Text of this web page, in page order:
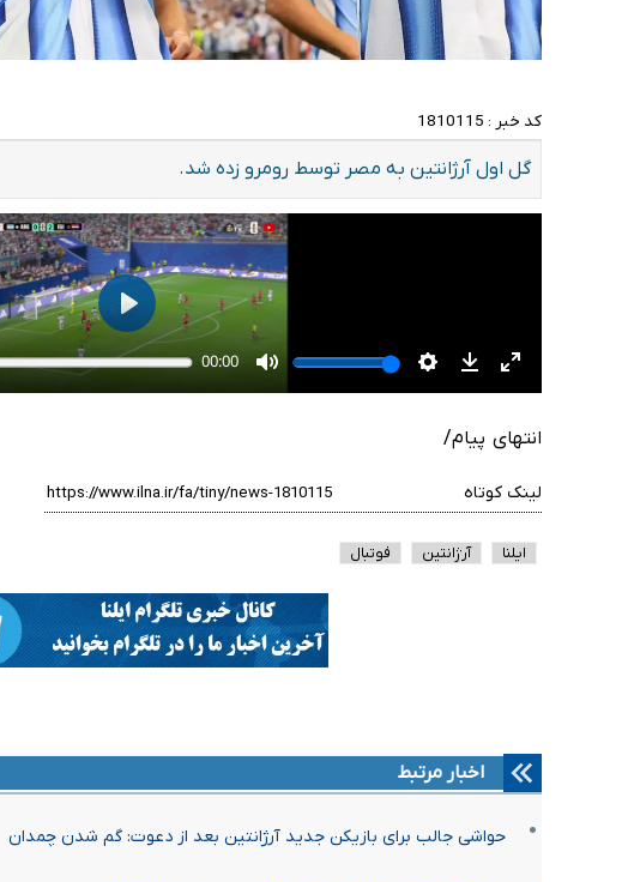
کد خبر : 1810115
گل اول آرژانتین به مصر توسط رومرو زده شد.
انتهای پیام/
لینک کوتاه
ایلنا آرژانتین فوتبال
اخبار مرتبط
حواشی جالب برای بازیکن جدید آرژانتین بعد از دعوت: گم شدن چمدان